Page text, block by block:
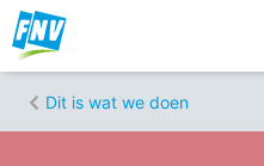
Dit is wat we doen